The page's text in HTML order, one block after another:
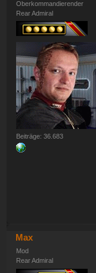
Oberkommandierender
Rear Admiral
Beiträge: 36.683
Max
Mod
Rear Admiral